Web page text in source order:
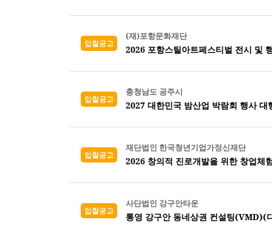
입찰공고
(재)포항문화재단
2026 포항스틸아트페스티벌 전시 및
입찰공고
충청남도 공주시
2027 대한민국 밤산업 박람회 행사 대
입찰공고
재단법인 한국청년기업가정신재단
2026 창의적 진로개발을 위한 창업체
입찰공고
사단법인 강구안타운
통영 강구안 동네상권 컨설팅(VMD)(